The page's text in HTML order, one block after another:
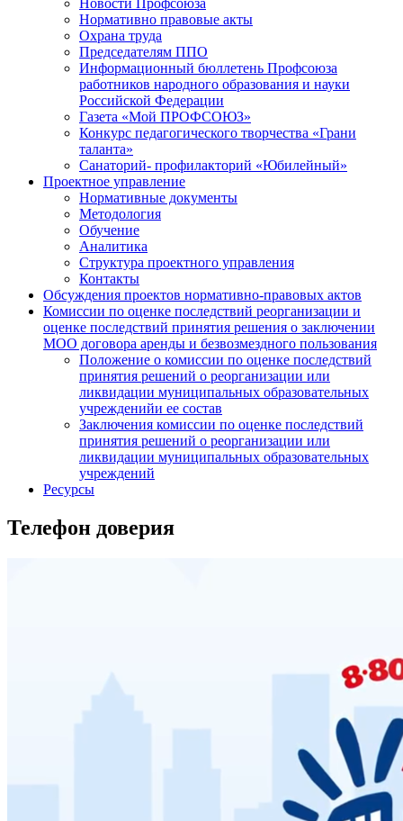
Новости Профсоюза
Нормативно правовые акты
Охрана труда
Председателям ППО
Информационный бюллетень Профсоюза
работников народного образования и науки
Российской Федерации
Газета «Мой ПРОФСОЮЗ»
Конкурс педагогического творчества «Грани
таланта»
Санаторий- профилакторий «Юбилейный»
Проектное управление
Нормативные документы
Методология
Обучение
Аналитика
Структура проектного управления
Контакты
Обсуждения проектов нормативно-правовых актов
Комиссии по оценке последствий реорганизации и
оценке последствий принятия решения о заключении
МОО договора аренды и безвозмездного пользования
Положение о комиссии по оценке последствий
принятия решений о реорганизации или
ликвидации муниципальных образовательных
учрежденийи ее состав
Заключения комиссии по оценке последствий
принятия решений о реорганизации или
ликвидации муниципальных образовательных
учреждений
Ресурсы
Телефон доверия